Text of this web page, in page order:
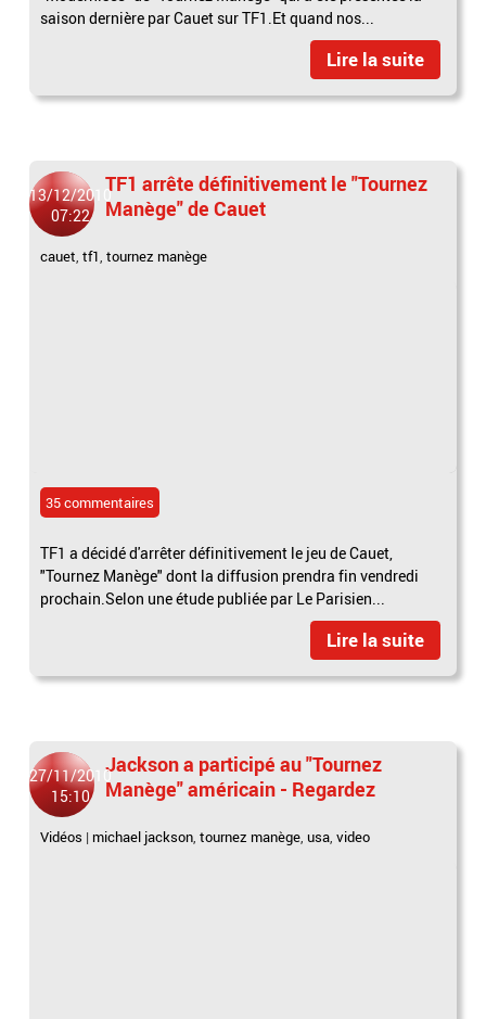
saison dernière par Cauet sur TF1.Et quand nos...
Lire la suite
13/12/2010
07:22
TF1 arrête définitivement le "Tournez
Manège" de Cauet
cauet,tf1,tournez manège
35 commentaires
TF1 a décidé d'arrêter définitivement le jeu de Cauet,
"Tournez Manège" dont la diffusion prendra fin vendredi
prochain.Selon une étude publiée par Le Parisien...
Lire la suite
27/11/2010
15:10
Jackson a participé au "Tournez
Manège" américain - Regardez
Vidéos | michael jackson,tournez manège,usa,video